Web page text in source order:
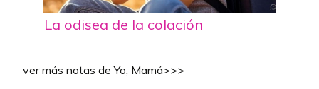
La odisea de la colación
ver más notas de Yo, Mamá>>>